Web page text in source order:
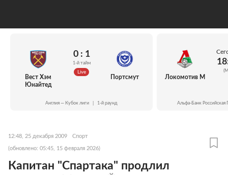
Вест Хэм
Юнайтед
0 : 1
1-й тайм
Live
Портсмут
Англия — Кубок лиги 1-й раунд
Локомотив М
Альфа-Банк Российская
12:48, 25 декабря 2009 Спорт
(обновлено: 05:45, 15 февраля 2026)
Капитан "Спартака" продлил